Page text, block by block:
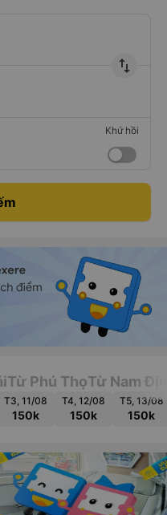
import_export
Khứ hồi
Từ Phú ThọTừ Nam
T3, 11/08
150k
T4, 12/08
150k
T5, 13/08
150k